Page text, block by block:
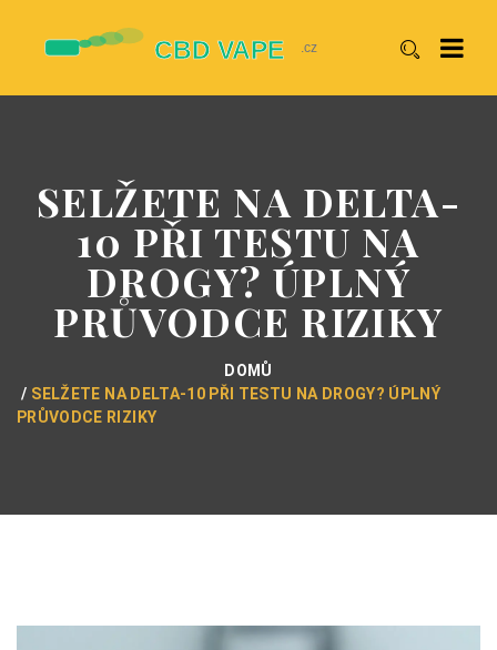
SELŽETE NA DELTA-
10 PŘI TESTU NA
DROGY? ÚPLNÝ
PRŮVODCE RIZIKY
DOMŮ
SELŽETE NA DELTA-10 PŘI TESTU NA DROGY? ÚPLNÝ
PRŮVODCE RIZIKY